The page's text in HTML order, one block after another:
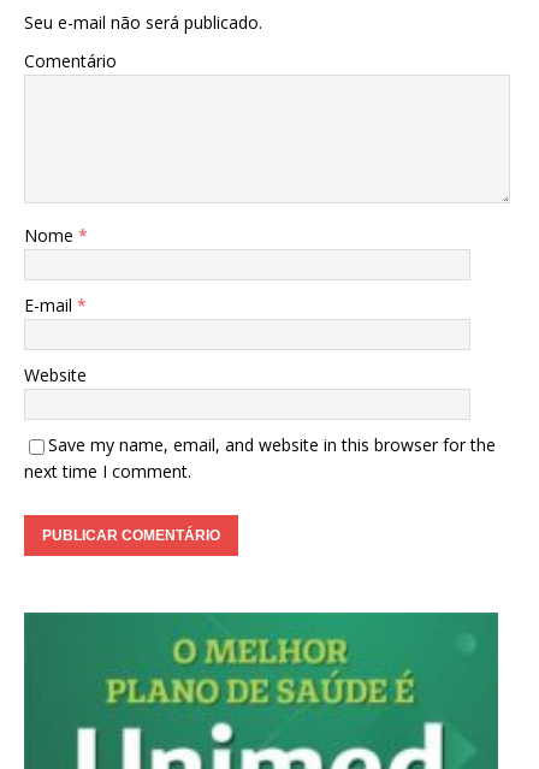
Seu e-mail não será publicado.
Comentário
Nome *
E-mail *
Website
Save my name, email, and website in this browser for the
next time I comment.